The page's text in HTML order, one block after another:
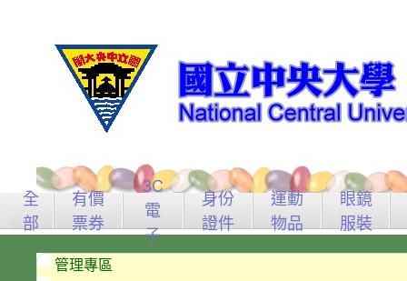
全
部
有價
票券
3C
電
子
身份
證件
運動
物品
眼鏡
服裝
管理專區